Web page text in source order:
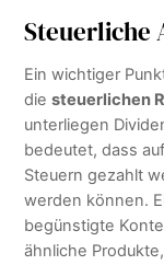
Steuerliche
Ein wichtiger
diesteuerlichen
unterliegen
bedeutet, dass
Steuern gezahlt
werden können.
begünstigte
ähnliche